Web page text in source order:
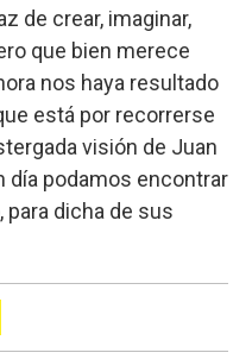
de crear, imaginar,
que bien merece
nos haya resultado
está por recorrerse
visión de Juan
día podamos encontrar
dicha de sus